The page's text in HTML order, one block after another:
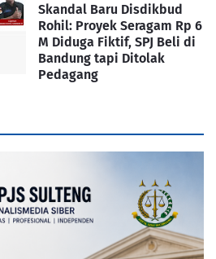
Skandal Baru Disdikbud
Rohil: Proyek Seragam Rp 6
M Diduga Fiktif, SPJ Beli di
Bandung tapi Ditolak
Pedagang